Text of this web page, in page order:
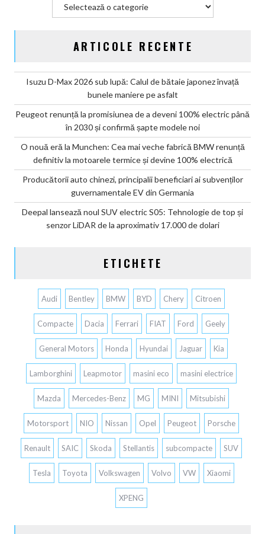
ARTICOLE RECENTE
Isuzu D-Max 2026 sub lupă: Calul de bătaie japonez învață
bunele maniere pe asfalt
Peugeot renunță la promisiunea de a deveni 100% electric până
în 2030 și confirmă șapte modele noi
O nouă eră la Munchen: Cea mai veche fabrică BMW renunță
definitiv la motoarele termice și devine 100% electrică
Producătorii auto chinezi, principalii beneficiari ai subvenților
guvernamentale EV din Germania
Deepal lansează noul SUV electric S05: Tehnologie de top și
senzor LiDAR de la aproximativ 17.000 de dolari
ETICHETE
Audi Bentley BMW BYD Chery Citroen
Compacte Dacia Ferrari FIAT Ford Geely
General Motors Honda Hyundai Jaguar Kia
Lamborghini Leapmotor masini eco masini electrice
Mazda Mercedes-Benz MG MINI Mitsubishi
Motorsport NIO Nissan Opel Peugeot Porsche
Renault SAIC Skoda Stellantis subcompacte SUV
Tesla Toyota Volkswagen Volvo VW Xiaomi
XPENG